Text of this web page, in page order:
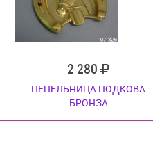
2 280
ПЕПЕЛЬНИЦА ПОДКОВА
БРОНЗА